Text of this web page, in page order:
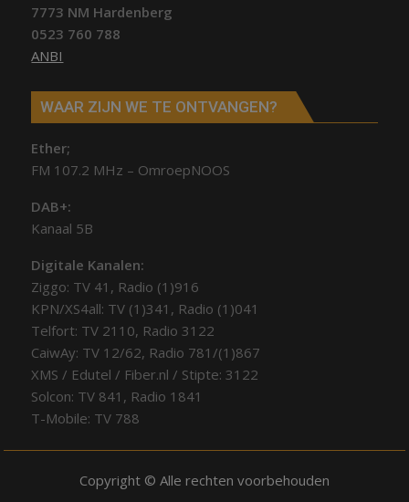
7773 NM Hardenberg
0523 760 788
ANBI
WAAR ZIJN WE TE ONTVANGEN?
Ether;
FM 107.2 MHz – OmroepNOOS
DAB+:
Kanaal 5B
Digitale Kanalen:
Ziggo: TV 41, Radio (1)916
KPN/XS4all: TV (1)341, Radio (1)041
Telfort: TV 2110, Radio 3122
CaiwAy: TV 12/62, Radio 781/(1)867
XMS / Edutel / Fiber.nl / Stipte: 3122
Solcon: TV 841, Radio 1841
T-Mobile: TV 788
Copyright © Alle rechten voorbehouden